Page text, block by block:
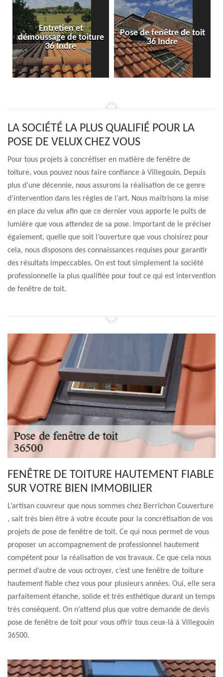
Entretien et
démoussage de toiture
36 Indre
Pose de fenêtre de toit
36 Indre
LA SOCIÉTÉ LA PLUS QUALIFIÉ POUR LA
POSE DE VELUX CHEZ VOUS
Pour tous projets à concrétiser en matière de fenêtre de
toiture, vous pouvez nous faire confiance à Villegouin. Depuis
plus d’une décennie, nous assurons la réalisation de ce genre
d’intervention dans les règles de l’art. Nous maîtrisons la mise
en place du velux afin que ce dernier vous apporte le puits de
lumière que vous attendez de sa pose. Important de le préciser
également, quelle que soit l’ouverture que vous choisirez pour
cela, nous disposons des connaissances requises pour garantir
des résultats impeccables. On est tout simplement la société
professionnelle la plus qualifiée pour tout ce qui est intervention
de fenêtre de toit.
FENÊTRE DE TOITURE HAUTEMENT FIABLE
SUR VOTRE BIEN IMMOBILIER
L’artisan couvreur que nous sommes chez Berrichon Couverture
, sait très bien être à votre écoute pour la concrétisation de vos
projets de pose de fenêtre de toit. Ce qui nous permet de vous
proposer un accompagnement de professionnel hautement
compétent pour la réalisation de vos travaux. Ce que cela nous
permet d’autre de vous octroyer, c’est une fenêtre de toiture
hautement fiable chez vous pour plusieurs années. Oui, elle sera
parfaitement étanche, solide et très esthétique durant un temps
très conséquent. On n’attend plus que votre demande de devis
pose de fenêtre de toit pour vous offrir tous ceux-là à Villegouin
36500.